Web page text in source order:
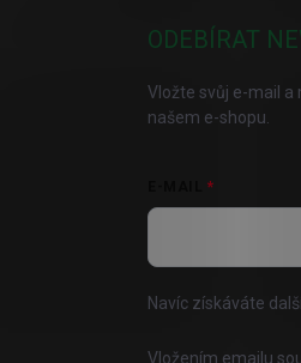
ODEBÍRAT
Vložte svůj e-mail
našem e-shopu.
Navíc získáváte
Vložením emailu